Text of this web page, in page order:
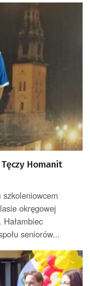
Homanit
szkoleniowcem
okręgowej
Hałambiec
seniorów...